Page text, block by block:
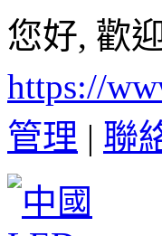
您好, 歡
https://
管理 | 聯